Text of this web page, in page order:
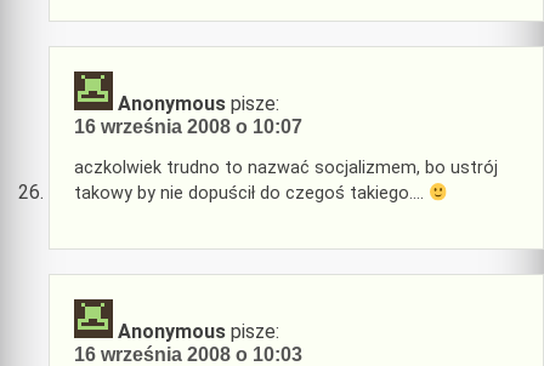
Anonymous pisze:
16 września 2008 o 10:07
aczkolwiek trudno to nazwać socjalizmem, bo ustrój
takowy by nie dopuścił do czegoś takiego….
Anonymous pisze:
16 września 2008 o 10:03